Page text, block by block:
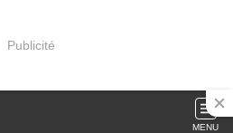
Publicité
MENU